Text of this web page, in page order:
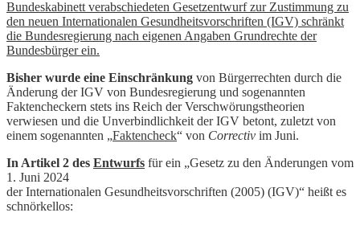
Bundeskabinett verabschiedeten Gesetzentwurf zur Zustimmung zu
den neuen Internationalen Gesundheitsvorschriften (IGV) schränkt
die Bundesregierung nach eigenen Angaben Grundrechte der
Bundesbürger ein.
Bisher wurde eine Einschränkung von Bürgerrechten durch die
Änderung der IGV von Bundesregierung und sogenannten
Faktencheckern stets ins Reich der Verschwörungstheorien
verwiesen und die Unverbindlichkeit der IGV betont, zuletzt von
einem sogenannten „Faktencheck“ von Correctiv im Juni.
In Artikel 2 des Entwurfs für ein „Gesetz zu den Änderungen vom
1. Juni 2024
der Internationalen Gesundheitsvorschriften (2005) (IGV)“ heißt es
schnörkellos: